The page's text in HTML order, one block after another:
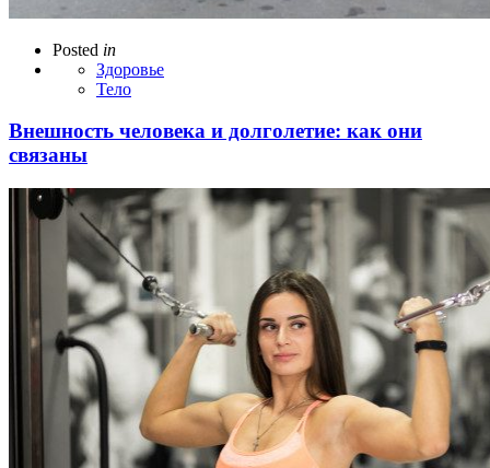
Posted in
Здоровье
Тело
Внешность человека и долголетие: как они
связаны